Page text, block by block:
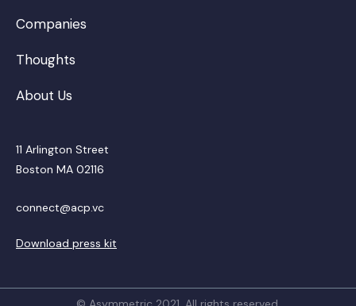
Companies
Thoughts
About Us
11 Arlington Street
Boston MA 02116
connect@acp.vc
Download press kit